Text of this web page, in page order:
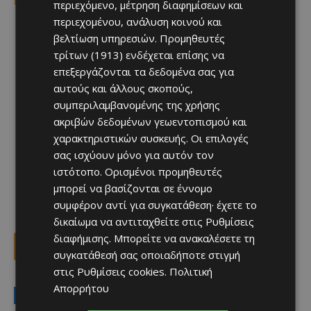
Facebook
LATEST NEWS
περιεχόμενο, μέτρηση διαφημίσεων και
περιεχομένου, ανάλυση κοινού και
βελτίωση υπηρεσιών. Προμηθευτές
τρίτων (1913) ενδέχεται επίσης να
επεξεργάζονται τα δεδομένα σας για
αυτούς και άλλους σκοπούς,
συμπεριλαμβανομένης της χρήσης
ακριβών δεδομένων γεωεντοπισμού και
χαρακτηριστικών συσκευής. Οι επιλογές
σας ισχύουν μόνο για αυτόν τον
ιστότοπο. Ορισμένοι προμηθευτές
μπορεί να βασίζονται σε έννομο
συμφέρον αντί για συγκατάθεση· έχετε το
δικαίωμα να αντιταχθείτε στις Ρυθμίσεις
διαφήμισης. Μπορείτε να ανακαλέσετε τη
συγκατάθεσή σας οποιαδήποτε στιγμή
στις Ρυθμίσεις cookies. Πολιτική
Απορρήτου